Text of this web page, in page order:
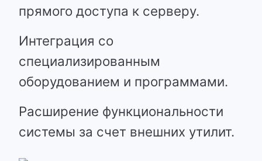
прямого доступа к серверу.
Интеграция со
специализированным
оборудованием и программами.
Расширение функциональности
системы за счет внешних утилит.